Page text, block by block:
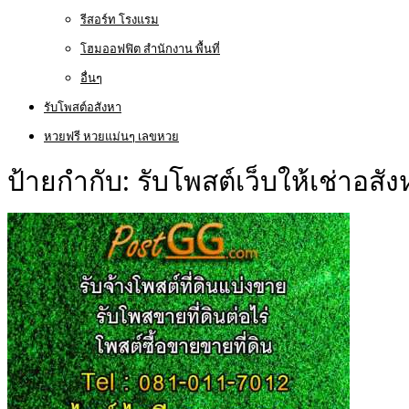
รีสอร์ท โรงแรม
โฮมออฟฟิต สำนักงาน พื้นที่
อื่นๆ
รับโพสต์อสังหา
หวยฟรี หวยแม่นๆ เลขหวย
ป้ายกำกับ: รับโพสต์เว็บให้เช่าอสัง